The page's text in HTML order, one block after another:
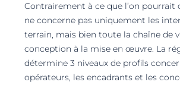
Contrairement à ce que l’on pourrait
ne concerne pas uniquement les
terrain, mais bien toute la chaîne de
conception à la mise en œuvre. La
détermine 3 niveaux de profils
opérateurs, les encadrants et les